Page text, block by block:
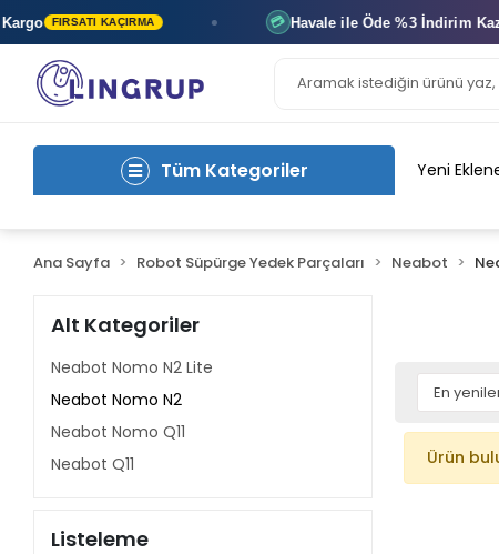
FIRSATI KAÇIRMA Havale ile Öde%3 İndirimKazan
Tüm Kategoriler Yeni
Ana Sayfa Robot Süpürge Yedek Parçaları Neabot
Alt Kategoriler
Neabot Nomo N2 Lite
Neabot Nomo N2
Neabot Nomo Q11
Neabot Q11
Listeleme
Ürün